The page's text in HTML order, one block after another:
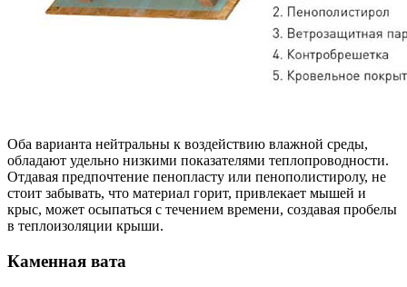
Оба варианта нейтральны к воздействию влажной среды,
обладают удельно низкими показателями теплопроводности.
Отдавая предпочтение пенопласту или пенополистиролу, не
стоит забывать, что материал горит, привлекает мышей и
крыс, может осыпаться с течением времени, создавая пробелы
в теплоизоляции крыши.
Каменная вата